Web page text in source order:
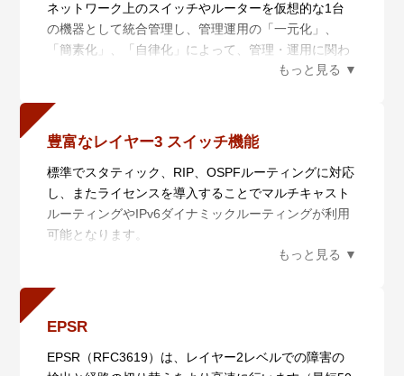
ネットワーク上のスイッチやルーターを仮想的な1台
の機器として統合管理し、管理運用の「一元化」、
「簡素化」、「自律化」によって、管理・運用に関わ
るコストの削減を実現するネットワーク仮想化機能で
管理されるAMF Plusメンバーからなり、5つの機能に
よりネットワークの統合管理を行います。また、AMF
Plusは日々ネットワークの状態を収集分析によって学
習し、AT-Vista Manager EXと組み合わせてお使いい
ただくことで、あらかじめ定義されたポリシーを用い
て自動的にネットワークを最適な状態に保ちます。蓄
積したデータを数値化することにより、担当者の経験
で行われていた業務を平易な作業に落とし込むことが
・ 一元管理（セントライズドマネージメント）
AMF Plusマスターから多数のAMF Plusメンバーを一
・ 自動構築（オートレジリエントコネクション）
豊富なレイヤー3 スイッチ機能
標準でスタティック、RIP、OSPFルーティングに対応
し、またライセンスを導入することでマルチキャスト
ルーティングやIPv6ダイナミックルーティングが利用
可能となります。
PoE++給電を利用するエッジ・スイッチ用途から、冗
たディストリビューション～小規模ネットワークのコ
アスイッチ用途まで、幅広い要件へ柔軟に対応可能な
EPSR
EPSR（RFC3619）は、レイヤー2レベルでの障害の